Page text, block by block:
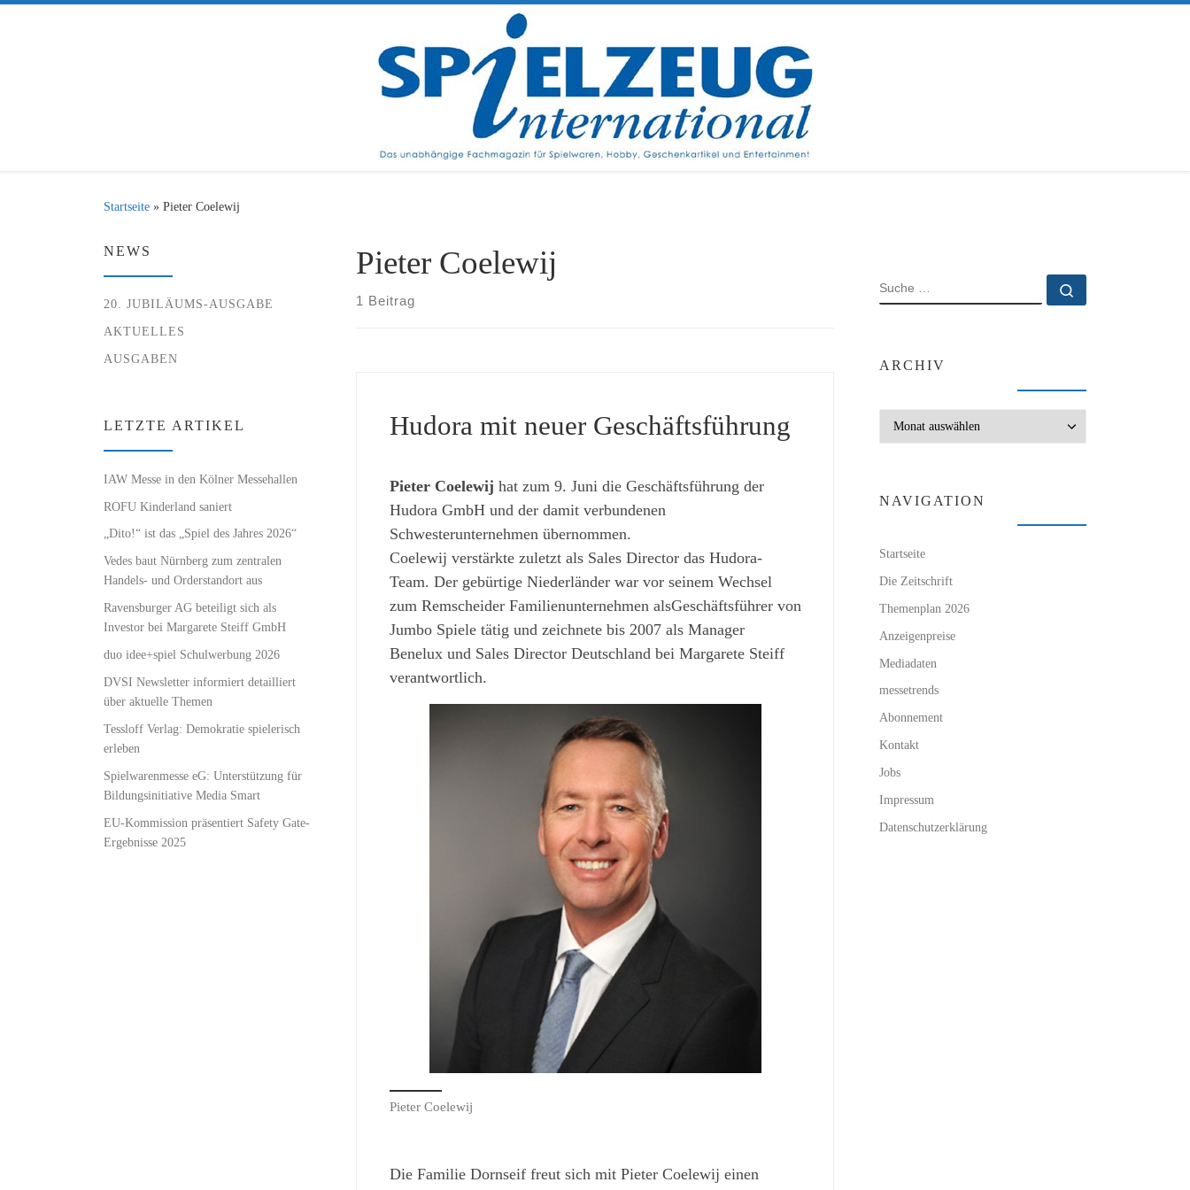
Startseite » Pieter Coelewij
Pieter Coelewij
1 Beitrag
Hudora mit neuer Geschäftsführung
Pieter Coelewij hat zum 9. Juni die Geschäftsführung der
Hudora GmbH und der damit verbundenen
Schwesterunternehmen übernommen.
Coelewij verstärkte zuletzt als Sales Director das Hudora-
Team. Der gebürtige Niederländer war vor seinem Wechsel
zum Remscheider Familienunternehmen alsGeschäftsführer von
Jumbo Spiele tätig und zeichnete bis 2007 als Manager
Benelux und Sales Director Deutschland bei Margarete Steiff
verantwortlich.
Pieter Coelewij
Die Familie Dornseif freut sich mit Pieter Coelewij einen
NEWS
20. JUBILÄUMS-AUSGABE
AKTUELLES
AUSGABEN
LETZTE ARTIKEL
IAW Messe in den Kölner Messehallen
ROFU Kinderland saniert
„Dito!“ ist das „Spiel des Jahres 2026“
Vedes baut Nürnberg zum zentralen
Handels- und Orderstandort aus
Ravensburger AG beteiligt sich als
Investor bei Margarete Steiff GmbH
duo idee+spiel Schulwerbung 2026
DVSI Newsletter informiert detailliert
über aktuelle Themen
Tessloff Verlag: Demokratie spielerisch
erleben
Spielwarenmesse eG: Unterstützung für
Bildungsinitiative Media Smart
EU-Kommission präsentiert Safety Gate-
Ergebnisse 2025
SUCHE
ARCHIV
NAVIGATION
Startseite
Die Zeitschrift
Themenplan 2026
Anzeigenpreise
Mediadaten
messetrends
Abonnement
Kontakt
Jobs
Impressum
Datenschutzerklärung